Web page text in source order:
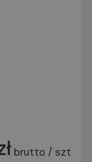
brutto / szt